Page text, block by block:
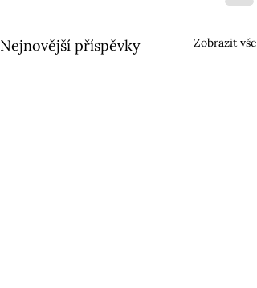
Nejnovější příspěvky Zobrazit vše